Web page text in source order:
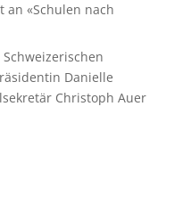
an «Schulen nach
Danielle
Christoph Auer